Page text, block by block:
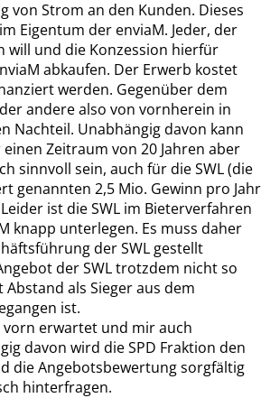
von Strom an den Kunden. Dieses
Eigentum der enviaM. Jeder, der
will und die Konzession hierfür
abkaufen. Der Erwerb kostet
werden. Gegenüber dem
andere also von vornherein in
Nachteil. Unabhängig davon kann
Zeitraum von 20 Jahren aber
sinnvoll sein, auch für die SWL (die
genannten 2,5 Mio. Gewinn pro Jahr
ist die SWL im Bieterverfahren
knapp unterlegen. Es muss daher
der SWL gestellt
der SWL trotzdem nicht so
als Sieger aus dem
ist.
vorn erwartet und mir auch
davon wird die SPD Fraktion den
die Angebotsbewertung sorgfältig
hinterfragen.